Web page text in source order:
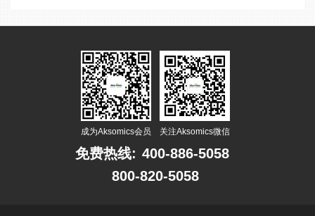
成为Aksomics会员 关注Aksomics微信
免费热线: 400-886-5058
800-820-5058